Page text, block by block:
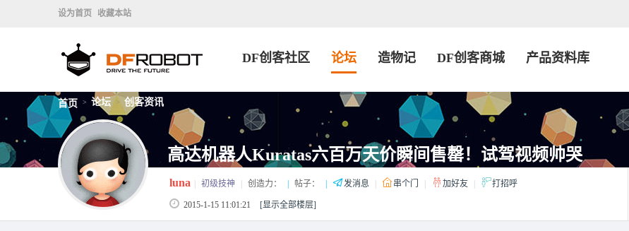
设为首页 收藏本站
DF创客社区 论坛 造物记 DF创客商城 产品资料库
首页 > 论坛 > 创客资讯
高达机器人Kuratas六百万天价瞬间售罄！试驾视频帅哭
luna 初级技神 创造力： 帖子： 发消息 串个门 加好友 打招呼
2015-1-15 11:01:21 [显示全部楼层]